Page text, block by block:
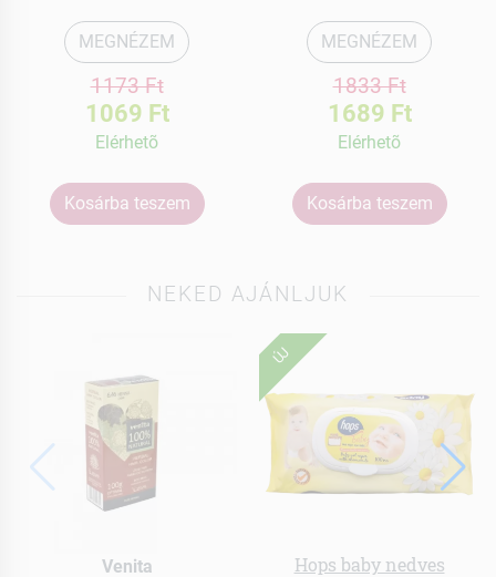
MEGNÉZEM
1173 Ft
1069 Ft
Elérhetõ
Kosárba teszem
MEGNÉZEM
1833 Ft
1689 Ft
Elérhetõ
Kosárba teszem
NEKED AJÁNLJUK
Venita
ÚJ
Hops baby nedves